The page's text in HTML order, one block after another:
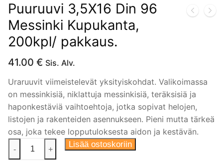
Puuruuvi 3,5X16 Din 96
Messinki Kupukanta,
200kpl/ pakkaus.
41.00 € Sis. Alv.
Uraruuvit viimeistelevät yksityiskohdat. Valikoimassa
on messinkisiä, niklattuja messinkisiä, teräksisiä ja
haponkestäviä vaihtoehtoja, jotka sopivat helojen,
listojen ja rakenteiden asennukseen. Pieni mutta tärkeä
osa, joka tekee lopputuloksesta aidon ja kestävän.
Puuruuvi
3,5X16
- + Lisää ostoskoriin